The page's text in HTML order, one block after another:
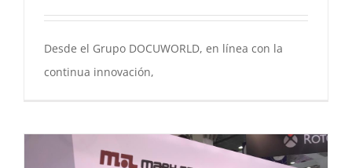
Desde el Grupo DOCUWORLD, en línea con la
continua innovación,